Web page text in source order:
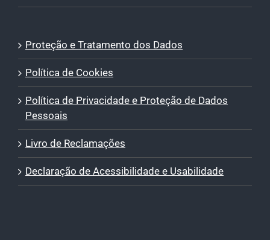
Proteção e Tratamento dos Dados
Política de Cookies
Política de Privacidade e Proteção de Dados
Pessoais
Livro de Reclamações
Declaração de Acessibilidade e Usabilidade